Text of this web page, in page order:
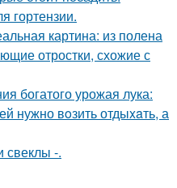
гортензии.
картина: из полена
отростки, схожие с
богатого урожая лука:
нужно вoзить отдыxaть, а
свеклы -.